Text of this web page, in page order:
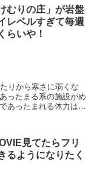
むりの庄」が岩盤
レベルすぎて毎週
らいや！
りから寒さに弱くな
ったまる系の施設がめ
あったまれる体力はな
見てたらフリ
るようになりたく